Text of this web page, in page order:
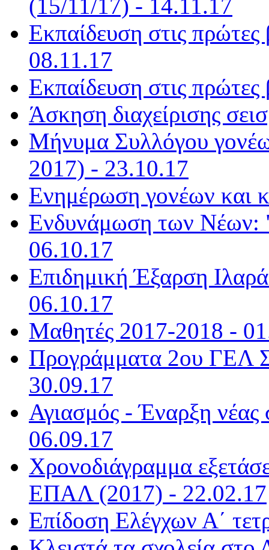
(15/11/17) - 14.11.17
Εκπαίδευση στις
08.11.17
Εκπαίδευση στις
Άσκηση διαχείρισης
Μήνυμα Συλλόγου
2017) - 23.10.17
Ενημέρωση γονέων και
Ενδυνάμωση των Νέων:
06.10.17
Επιδημική Έξαρση
06.10.17
Μαθητές 2017-2018 -
Προγράμματα 2ου ΓΕΛ
30.09.17
Αγιασμός - Έναρξη νέας
06.09.17
Χρονοδιάγραμμα
ΕΠΑΛ (2017) - 22.02.17
Επίδοση Ελέγχων Α΄